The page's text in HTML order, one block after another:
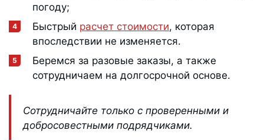
погоду;
Быстрый расчет стоимости, которая
впоследствии не изменяется.
Беремся за разовые заказы, а также
сотрудничаем на долгосрочной основе.
Сотрудничайте только с проверенными и
добросовестными подрядчиками.